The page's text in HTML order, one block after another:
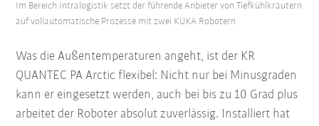
Was die Außentemperaturen angeht, ist der KR
QUANTEC PA Arctic flexibel: Nicht nur bei Minusgraden
kann er eingesetzt werden, auch bei bis zu 10 Grad plus
arbeitet der Roboter absolut zuverlässig. Installiert hat
Im Bereich Intralogistik setzt der führende Anbieter von Tiefkühlkräutern
auf vollautomatische Prozesse mit zwei KUKA Robotern